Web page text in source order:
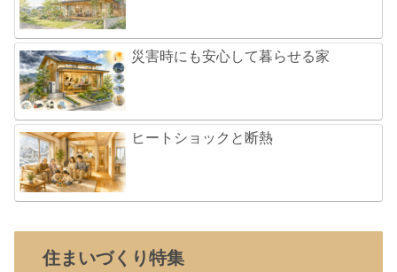
災害時にも安心して暮らせる家
ヒートショックと断熱
住まいづくり特集